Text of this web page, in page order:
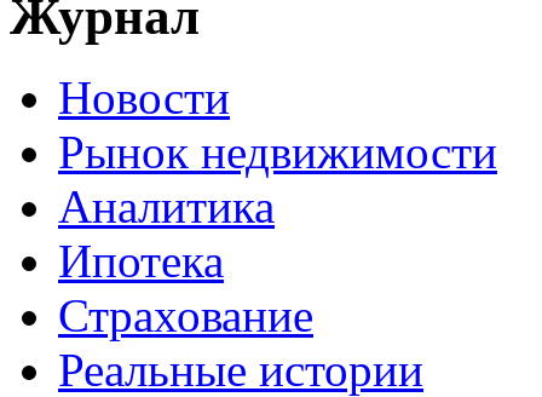
Журнал
Новости
Рынок недвижимости
Аналитика
Ипотека
Страхование
Реальные истории